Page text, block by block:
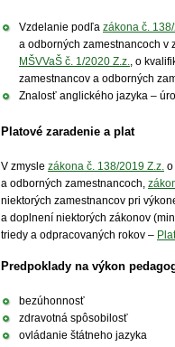
Vzdelanie podľa zákona č.
a odborných zamestnancoch v
MŠVVaŠ č. 1/2020 Z.z., o
zamestnancov a odborných
Znalosť anglického jazyka –
Platové zaradenie a plat
V zmysle zákona č. 138/2019 Z.z. o
a odborných zamestnancoch,
niektorých zamestnancov pri
a doplnení niektorých zákonov
triedy a odpracovaných rokov –
Predpoklady na výkon
bezúhonnosť
zdravotná spôsobilosť
ovládanie štátneho jazyka